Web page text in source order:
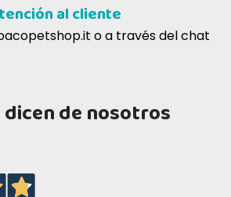
al cliente
o a través del chat
dicen de nosotros